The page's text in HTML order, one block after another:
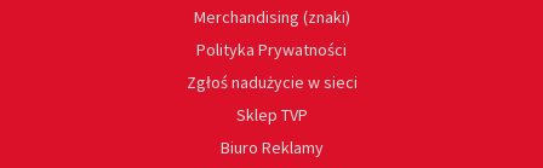
Merchandising (znaki)
Polityka Prywatności
Zgłoś nadużycie w sieci
Sklep TVP
Biuro Reklamy